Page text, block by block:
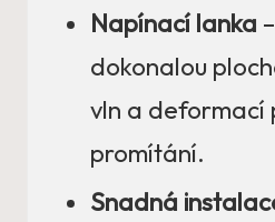
Napínací lanka
dokonalou
vln a deformací
promítání.
Snadná